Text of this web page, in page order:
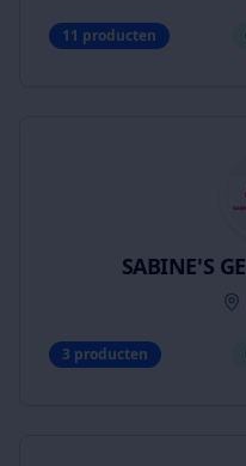
11 producten
SABINE'S
3 producten